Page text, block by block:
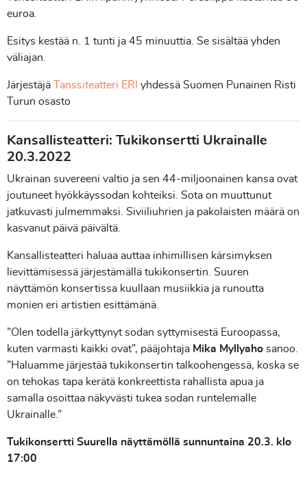
euroa.
Esitys kestää n. 1 tunti ja 45 minuuttia. Se sisältää yhden
väliajan.
Järjestäjä Tanssiteatteri ERI yhdessä Suomen Punainen Risti
Turun osasto
Kansallisteatteri: Tukikonsertti Ukrainalle
20.3.2022
Ukrainan suvereeni valtio ja sen 44-miljoonainen kansa ovat
joutuneet hyökkäyssodan kohteiksi. Sota on muuttunut
jatkuvasti julmemmaksi. Siviiliuhrien ja pakolaisten määrä on
kasvanut päivä päivältä.
Kansallisteatteri haluaa auttaa inhimillisen kärsimyksen
lievittämisessä järjestämällä tukikonsertin. Suuren
näyttämön konsertissa kuullaan musiikkia ja runoutta
monien eri artistien esittämänä.
”Olen todella järkyttynyt sodan syttymisestä Euroopassa,
kuten varmasti kaikki ovat”, pääjohtaja Mika Myllyaho sanoo.
”Haluamme järjestää tukikonsertin talkoohengessä, koska se
on tehokas tapa kerätä konkreettista rahallista apua ja
samalla osoittaa näkyvästi tukea sodan runtelemalle
Ukrainalle.”
Tukikonsertti Suurella näyttämöllä sunnuntaina 20.3. klo
17:00